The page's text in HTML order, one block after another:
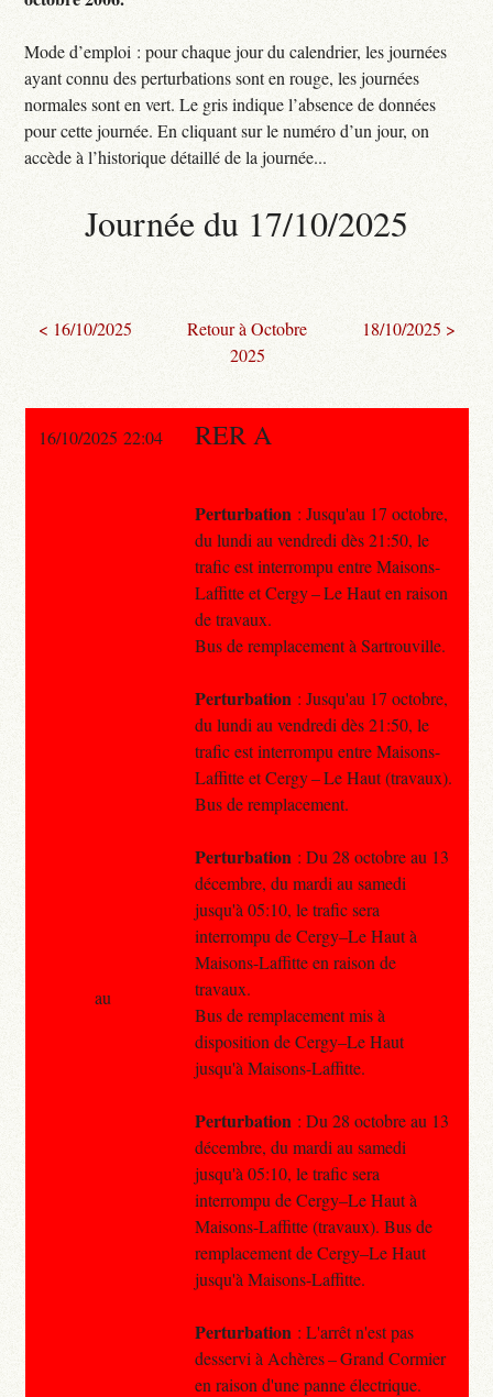
Mode d’emploi : pour chaque jour du calendrier, les journées
ayant connu des perturbations sont en rouge, les journées
normales sont en vert. Le gris indique l’absence de données
pour cette journée. En cliquant sur le numéro d’un jour, on
accède à l’historique détaillé de la journée...
Journée du 17/10/2025
< 16/10/2025
Retour à Octobre
2025
18/10/2025 >
16/10/2025 22:04 RER A
Perturbation : Jusqu'au 17 octobre,
du lundi au vendredi dès 21:50, le
trafic est interrompu entre Maisons-
Laffitte et Cergy – Le Haut en raison
de travaux.
Bus de remplacement à Sartrouville.
Perturbation : Jusqu'au 17 octobre,
du lundi au vendredi dès 21:50, le
trafic est interrompu entre Maisons-
Laffitte et Cergy – Le Haut (travaux).
Bus de remplacement.
Perturbation : Du 28 octobre au 13
décembre, du mardi au samedi
jusqu'à 05:10, le trafic sera
interrompu de Cergy–Le Haut à
Maisons-Laffitte en raison de
travaux.
Bus de remplacement mis à
disposition de Cergy–Le Haut
jusqu'à Maisons-Laffitte.
Perturbation : Du 28 octobre au 13
décembre, du mardi au samedi
jusqu'à 05:10, le trafic sera
interrompu de Cergy–Le Haut à
Maisons-Laffitte (travaux). Bus de
remplacement de Cergy–Le Haut
jusqu'à Maisons-Laffitte.
Perturbation : L'arrêt n'est pas
desservi à Achères – Grand Cormier
en raison d'une panne électrique.
au